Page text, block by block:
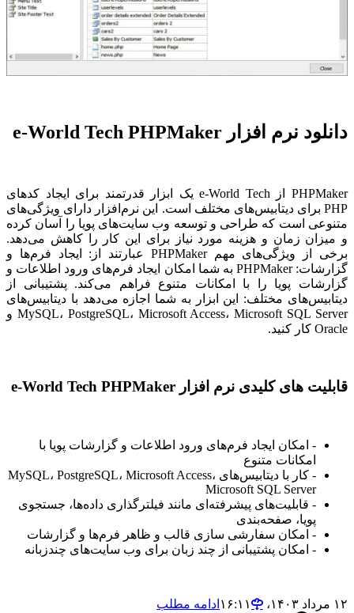
دانلود نرم افزار e-World Tech PHPMaker
PHPMaker از e-World Tech یک ابزار قدرتمند برای ایجاد کدهای
PHP برای دیتابیس‌های مختلف است. این نرم‌افزار دارای ویژگی‌های
متنوعی است که طراحی و توسعه وب سایت‌های پویا را آسان کرده
و میزان زمان و هزینه مورد نیاز برای این کار را کاهش می‌دهد.
برخی از ویژگی‌های مهم PHPMaker عبارتند از: ایجاد فرم‌ها و
گزارشات: PHPMaker به شما امکان ایجاد فرم‌های ورود اطلاعات و
گزارشات پویا را با امکانات متنوع فراهم می‌کند. پشتیبانی از
دیتابیس‌های مختلف: این ابزار به شما اجازه می‌دهد با دیتابیس‌های
MySQL، PostgreSQL، Microsoft Access، Microsoft SQL Server و
Oracle کار کنید.
قابلیت های کلیدی نرم افزار e-World Tech PHPMaker
- امکان ایجاد فرم‌های ورود اطلاعات و گزارشات پویا با
امکانات متنوع
- کار با دیتابیس‌های MySQL، PostgreSQL، Microsoft Access،
Microsoft SQL Server
- قابلیت‌های پیشرفته‌ای مانند فیلترگذاری داده‌ها، جستجوی
پویا، صفحه‌بندی
- امکان سفارشی سازی قالب و ظاهر فرم‌ها و گزارشات
- امکان پشتیبانی از چند زبان برای وب سایت‌های چندزبانه
۱۲ مرداد ۱۴۰۳،‏ ۱۶:۱۱
ادامه مطلب